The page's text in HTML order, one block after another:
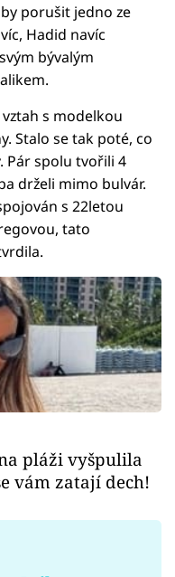
porušit jedno ze
Hadid navíc
bývalým
s modelkou
Stalo se tak poté, co
Pár spolu tvořili 4
drželi mimo bulvár.
s 22letou
tato
pláži vyšpulila
vám zatají dech!